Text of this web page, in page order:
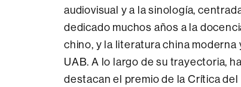
audiovisual y a la sinología,
dedicado muchos años a la
chino, y la literatura china
UAB. A lo largo de su trayectoria,
destacan el premio de la Crítica